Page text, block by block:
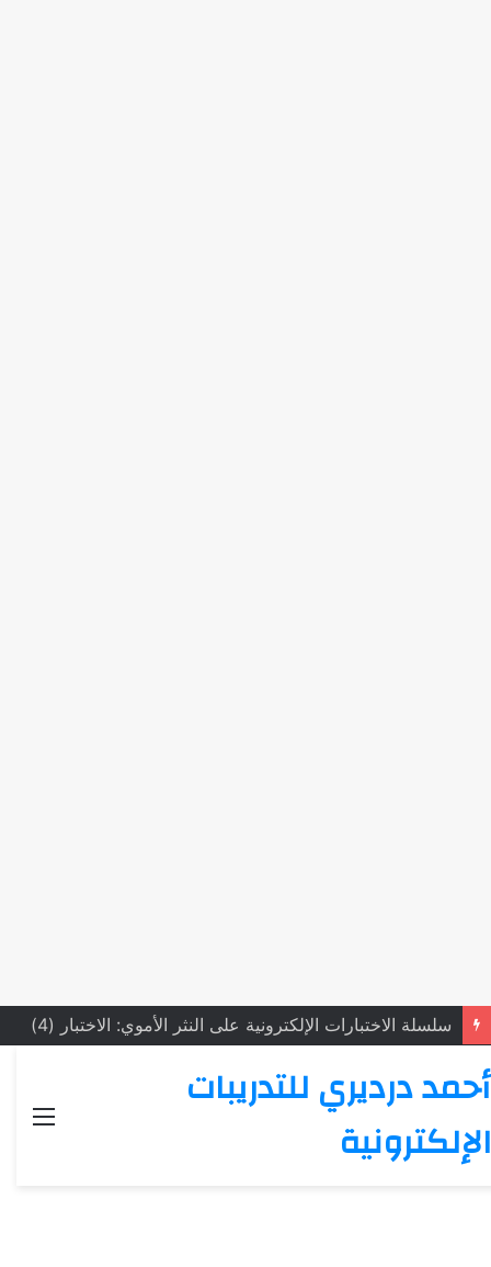
سلسلة الاختبارات الإلكترونية على النثر الأموي: الاختبار (4)
أحمد درديري للتدريبات
الإلكترونية